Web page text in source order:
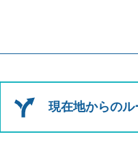
現在地からのル